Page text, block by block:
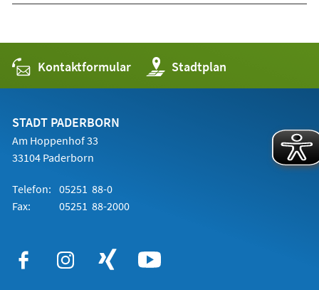
Kontaktformular Stadtplan
(Öffnet
in
einem
STADT PADERBORN
Am Hoppenhof 33
33104 Paderborn
Telefon: 05251 88-0
Fax:
05251 88-2000